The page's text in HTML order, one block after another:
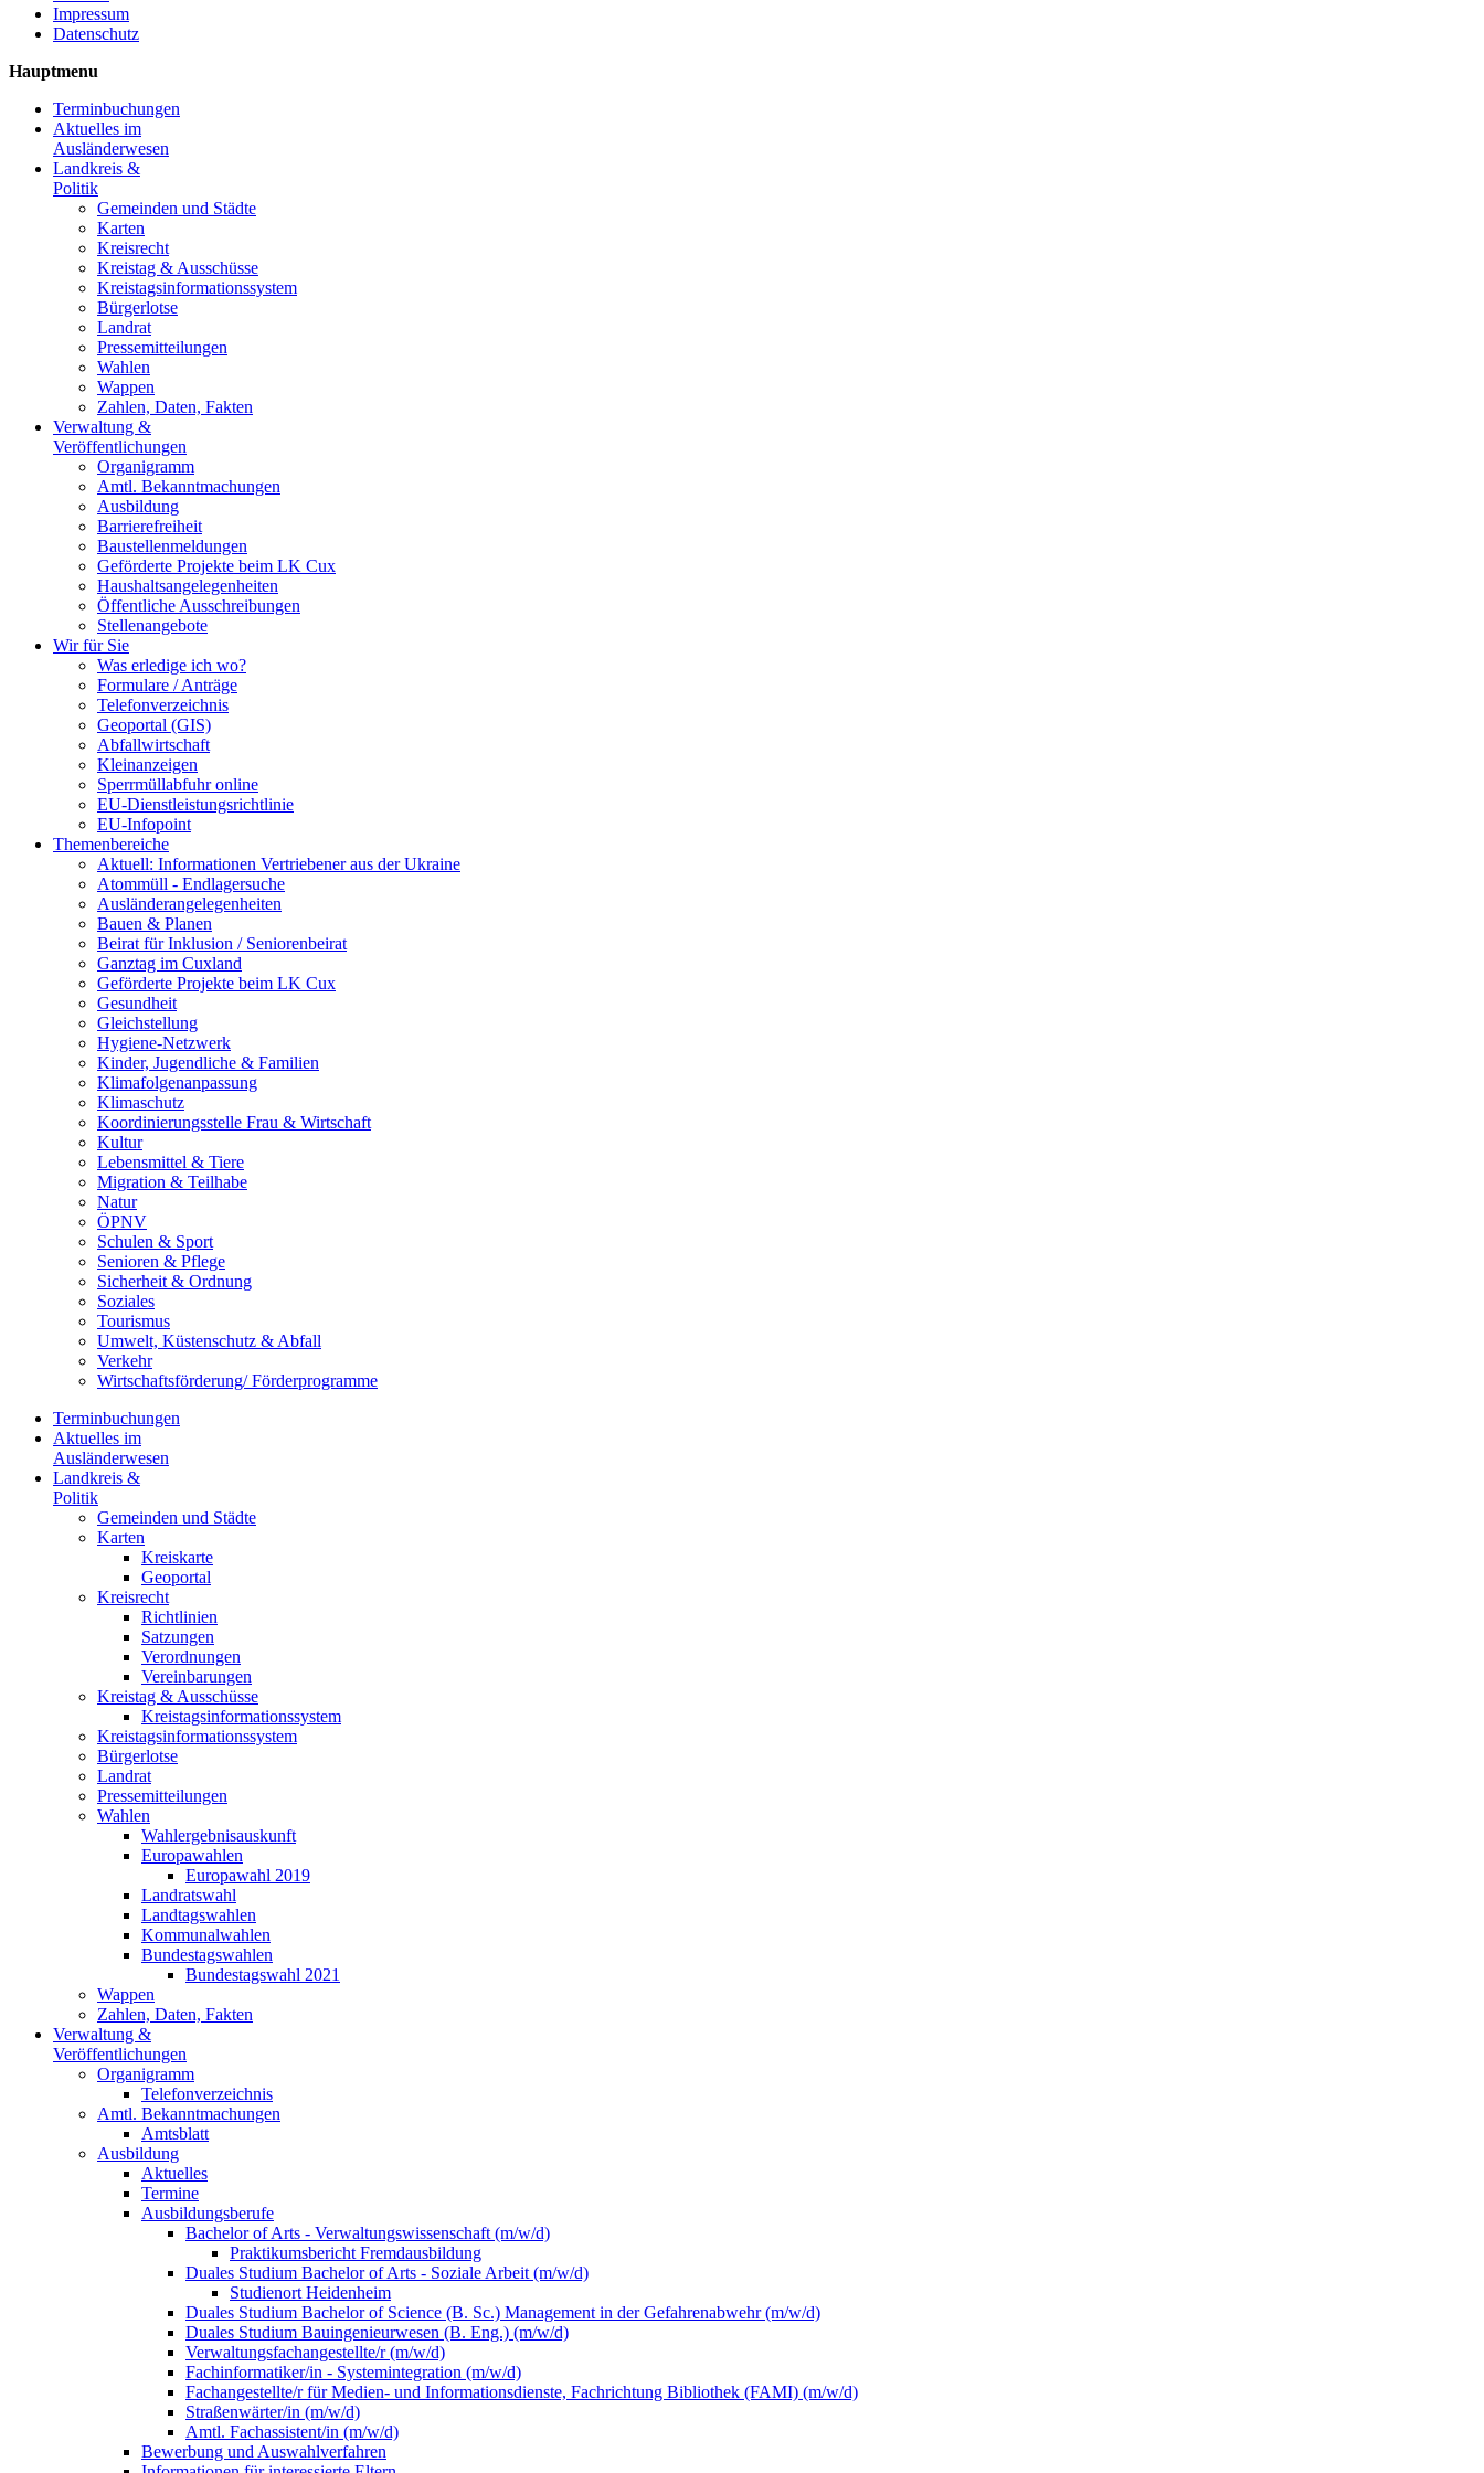
Impressum
Datenschutz
Hauptmenu
Terminbuchungen
Aktuelles im
Ausländerwesen
Landkreis &
Politik
Gemeinden und Städte
Karten
Kreisrecht
Kreistag & Ausschüsse
Kreistagsinformationssystem
Bürgerlotse
Landrat
Pressemitteilungen
Wahlen
Wappen
Zahlen, Daten, Fakten
Verwaltung &
Veröffentlichungen
Organigramm
Amtl. Bekanntmachungen
Ausbildung
Barrierefreiheit
Baustellenmeldungen
Geförderte Projekte beim LK Cux
Haushaltsangelegenheiten
Öffentliche Ausschreibungen
Stellenangebote
Wir für Sie
Was erledige ich wo?
Formulare / Anträge
Telefonverzeichnis
Geoportal (GIS)
Abfallwirtschaft
Kleinanzeigen
Sperrmüllabfuhr online
EU-Dienstleistungsrichtlinie
EU-Infopoint
Themenbereiche
Aktuell: Informationen Vertriebener aus der Ukraine
Atommüll - Endlagersuche
Ausländerangelegenheiten
Bauen & Planen
Beirat für Inklusion / Seniorenbeirat
Ganztag im Cuxland
Geförderte Projekte beim LK Cux
Gesundheit
Gleichstellung
Hygiene-Netzwerk
Kinder, Jugendliche & Familien
Klimafolgenanpassung
Klimaschutz
Koordinierungsstelle Frau & Wirtschaft
Kultur
Lebensmittel & Tiere
Migration & Teilhabe
Natur
ÖPNV
Schulen & Sport
Senioren & Pflege
Sicherheit & Ordnung
Soziales
Tourismus
Umwelt, Küstenschutz & Abfall
Verkehr
Wirtschaftsförderung/ Förderprogramme
Terminbuchungen
Aktuelles im
Ausländerwesen
Landkreis &
Politik
Gemeinden und Städte
Karten
Kreiskarte
Geoportal
Kreisrecht
Richtlinien
Satzungen
Verordnungen
Vereinbarungen
Kreistag & Ausschüsse
Kreistagsinformationssystem
Kreistagsinformationssystem
Bürgerlotse
Landrat
Pressemitteilungen
Wahlen
Wahlergebnisauskunft
Europawahlen
Europawahl 2019
Landratswahl
Landtagswahlen
Kommunalwahlen
Bundestagswahlen
Bundestagswahl 2021
Wappen
Zahlen, Daten, Fakten
Verwaltung &
Veröffentlichungen
Organigramm
Telefonverzeichnis
Amtl. Bekanntmachungen
Amtsblatt
Ausbildung
Aktuelles
Termine
Ausbildungsberufe
Bachelor of Arts - Verwaltungswissenschaft (m/w/d)
Praktikumsbericht Fremdausbildung
Duales Studium Bachelor of Arts - Soziale Arbeit (m/w/d)
Studienort Heidenheim
Duales Studium Bachelor of Science (B. Sc.) Management in der Gefahrenabwehr (m/w/d)
Duales Studium Bauingenieurwesen (B. Eng.) (m/w/d)
Verwaltungsfachangestellte/r (m/w/d)
Fachinformatiker/in - Systemintegration (m/w/d)
Fachangestellte/r für Medien- und Informationsdienste, Fachrichtung Bibliothek (FAMI) (m/w/d)
Straßenwärter/in (m/w/d)
Amtl. Fachassistent/in (m/w/d)
Bewerbung und Auswahlverfahren